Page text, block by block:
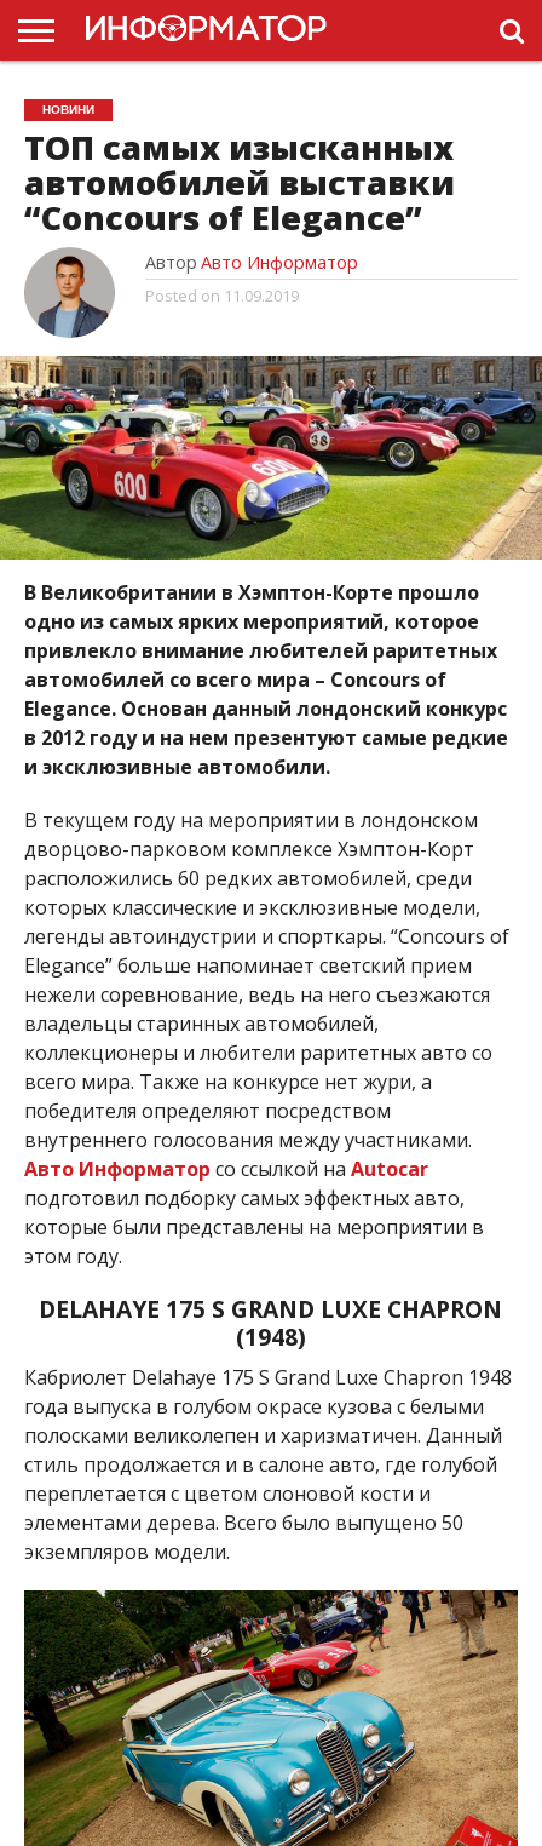
ГОЛОВНА
НОВИНИ
ПДР
УКРАЇНИ
РЕКЛАМА
ПРОЕКТЫ
НОВИНИ
ТОП самых изысканных
автомобилей выставки
“Concours of Elegance”
Автор Авто Информатор
Posted on 11.09.2019
В Великобритании в Хэмптон-Корте прошло
одно из самых ярких мероприятий, которое
привлекло внимание любителей раритетных
автомобилей со всего мира – Concours of
Elegance. Основан данный лондонский конкурс
в 2012 году и на нем презентуют самые редкие
и эксклюзивные автомобили.
В текущем году на мероприятии в лондонском
дворцово-парковом комплексе Хэмптон-Корт
расположились 60 редких автомобилей, среди
которых классические и эксклюзивные модели,
легенды автоиндустрии и спорткары. “Concours of
Elegance” больше напоминает светский прием
нежели соревнование, ведь на него съезжаются
владельцы старинных автомобилей,
коллекционеры и любители раритетных авто со
всего мира. Также на конкурсе нет жури, а
победителя определяют посредством
внутреннего голосования между участниками.
Авто Информатор со ссылкой на Autocar
подготовил подборку самых эффектных авто,
которые были представлены на мероприятии в
этом году.
DELAHAYE 175 S GRAND LUXE CHAPRON
(1948)
Кабриолет Delahaye 175 S Grand Luxe Chapron 1948
года выпуска в голубом окрасе кузова с белыми
полосками великолепен и харизматичен. Данный
стиль продолжается и в салоне авто, где голубой
переплетается с цветом слоновой кости и
элементами дерева. Всего было выпущено 50
экземпляров модели.